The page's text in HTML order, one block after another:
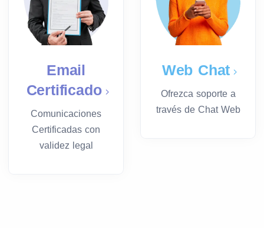
Email
Certificado
Comunicaciones
Certificadas con
validez legal
Web Chat
Ofrezca soporte a
través de Chat Web